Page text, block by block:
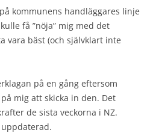
kommunens handläggares linje
få ”nöja” mig med det
vara bäst (och självklart inte
på en gång eftersom
mig att skicka in den. Det
de sista veckorna i NZ.